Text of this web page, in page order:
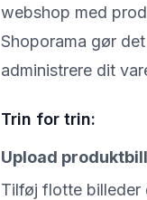
webshop med
Shoporama gør
administrere dit
Trin for trin:
Upload
Tilføj flotte billeder